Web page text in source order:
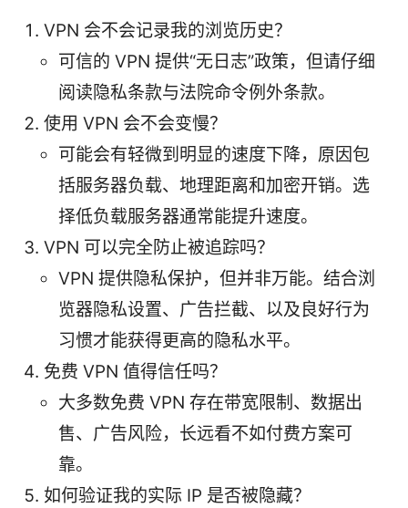
VPN 会不会记录我的浏览历史？
可信的 VPN 提供“无日志”政策，但请仔细
阅读隐私条款与法院命令例外条款。
使用 VPN 会不会变慢？
可能会有轻微到明显的速度下降，原因包
括服务器负载、地理距离和加密开销。选
择低负载服务器通常能提升速度。
VPN 可以完全防止被追踪吗？
VPN 提供隐私保护，但并非万能。结合浏
览器隐私设置、广告拦截、以及良好行为
习惯才能获得更高的隐私水平。
免费 VPN 值得信任吗？
大多数免费 VPN 存在带宽限制、数据出
售、广告风险，长远看不如付费方案可
靠。
如何验证我的实际 IP 是否被隐藏？